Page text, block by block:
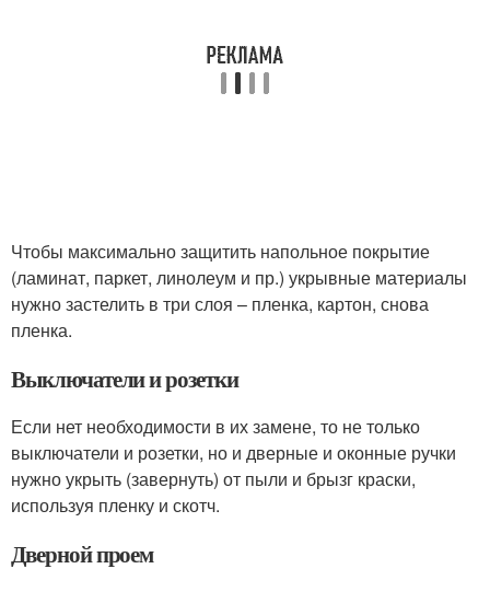
Чтобы максимально защитить напольное покрытие
(ламинат, паркет, линолеум и пр.) укрывные материалы
нужно застелить в три слоя – пленка, картон, снова
пленка.
Выключатели и розетки
Если нет необходимости в их замене, то не только
выключатели и розетки, но и дверные и оконные ручки
нужно укрыть (завернуть) от пыли и брызг краски,
используя пленку и скотч.
Дверной проем